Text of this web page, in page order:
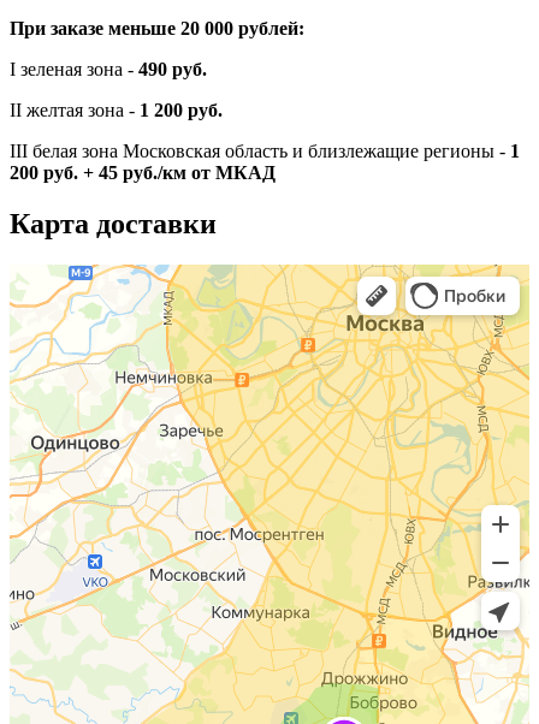
При заказе меньше 20 000 рублей:
I зеленая зона - 490 руб.
II желтая зона - 1 200 руб.
III белая зона Московская область и близлежащие регионы - 1
200 руб. + 45 руб./км от МКАД
Карта доставки